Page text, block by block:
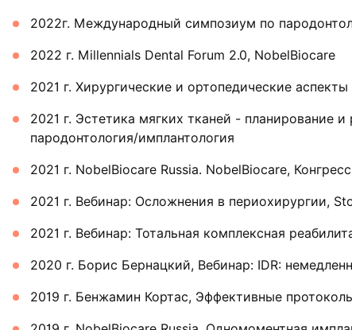
2022г. Международный симпозиум по
2022 г. Millennials Dental Forum 2.0, NobelBiocare
2021 г. Хирургические и ортопедические
2021 г. Эстетика мягких тканей - планирование
пародонтология/имплантология
2021 г. NobelBiocare Russia. NobelBiocare,
2021 г. Вебинар: Осложнения в периохирургии,
2021 г. Вебинар: Тотальная комплексная
2020 г. Борис Бернацкий, Вебинар: IDR:
2019 г. Бенжамин Кортас, Эффективные